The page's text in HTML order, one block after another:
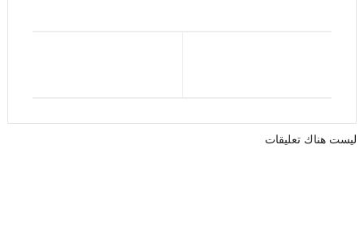
ليست هناك تعليقات